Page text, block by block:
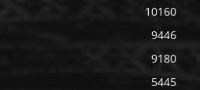
10160
9446
9180
5445